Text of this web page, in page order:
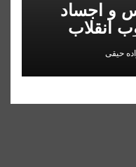
و اجساد
انقلاب
حیقی